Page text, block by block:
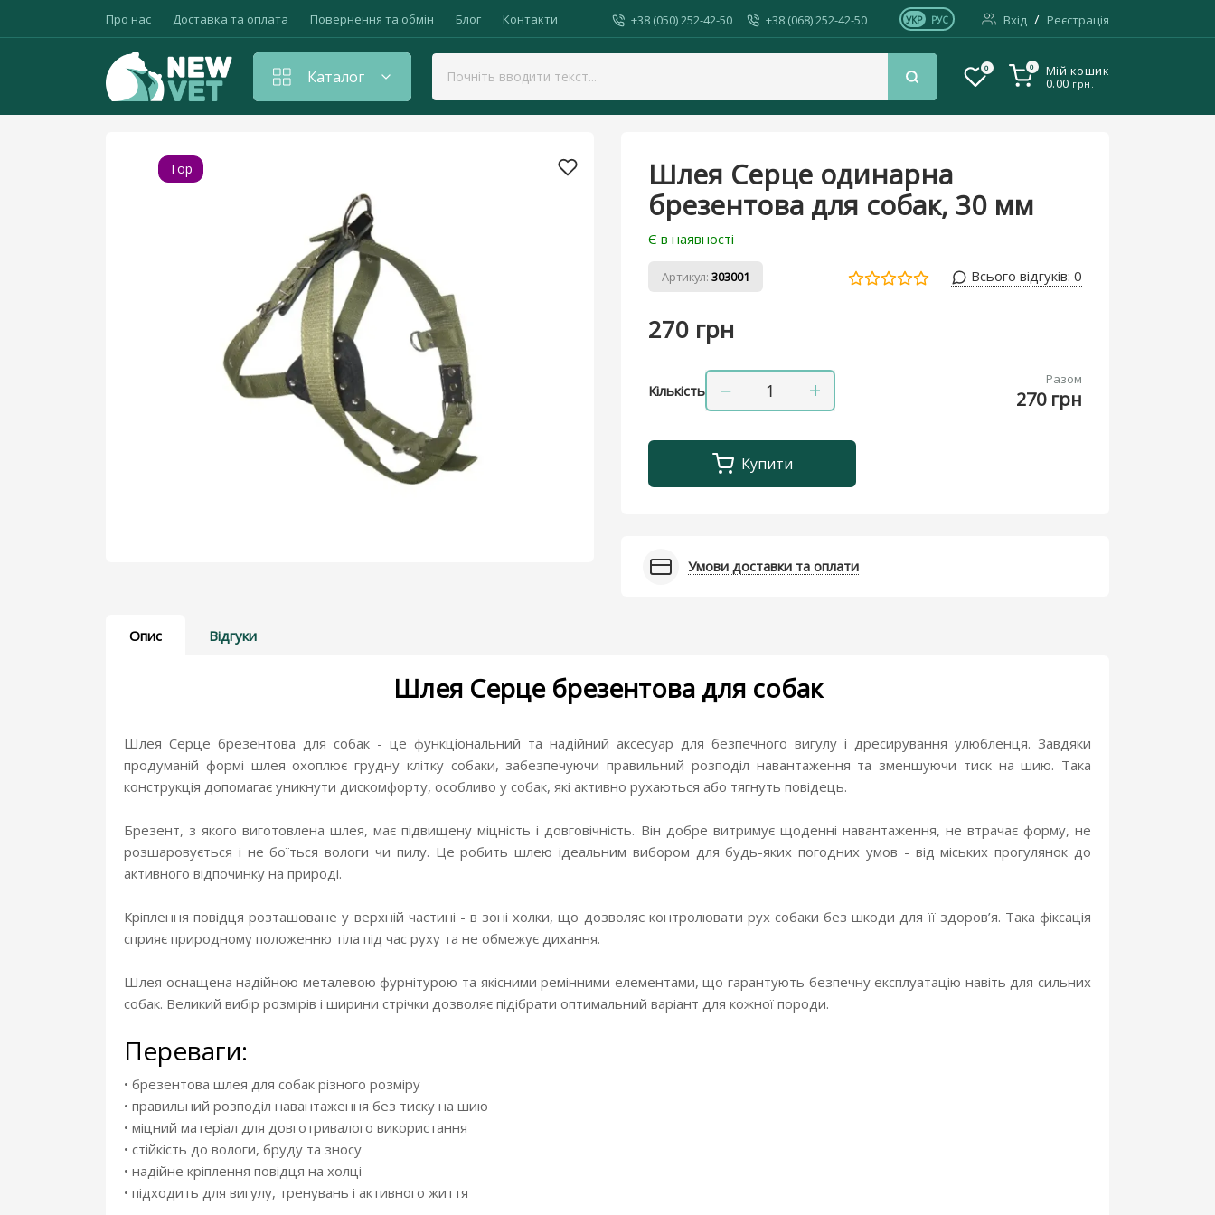
Про нас Доставка та оплата Повернення та обмін Блог Контакти +38 (050) 252-42-50 +38 (068) 252-42-50 УКР РУС Вхід / Реєстрація
Антибіотики
Вакцини, сировотки, щеплення
Гепатопротектори
Гормональні засоби, контрацептиви
Дезінфікуючі засоби
Каталог 0 0 Мій кошик
0.00 грн.
Головна Амуніція для тварин Шлея Серце одинарна брезентова для собак, 30 мм
Top
Шлея Серце одинарна
брезентова для собак, 30 мм
Є в наявності
Артикул: 303001 Всього відгуків: 0
270 грн
Кількість − + Разом
270 грн
Купити
Умови доставки та оплати
Опис Відгуки
Шлея Серце брезентова для собак
Шлея Серце брезентова для собак - це функціональний та надійний аксесуар для безпечного вигулу і дресирування улюбленця. Завдяки
продуманій формі шлея охоплює грудну клітку собаки, забезпечуючи правильний розподіл навантаження та зменшуючи тиск на шию. Така
конструкція допомагає уникнути дискомфорту, особливо у собак, які активно рухаються або тягнуть повідець.
Брезент, з якого виготовлена шлея, має підвищену міцність і довговічність. Він добре витримує щоденні навантаження, не втрачає форму, не
розшаровується і не боїться вологи чи пилу. Це робить шлею ідеальним вибором для будь-яких погодних умов - від міських прогулянок до
активного відпочинку на природі.
Кріплення повідця розташоване у верхній частині - в зоні холки, що дозволяє контролювати рух собаки без шкоди для її здоров’я. Така фіксація
сприяє природному положенню тіла під час руху та не обмежує дихання.
Шлея оснащена надійною металевою фурнітурою та якісними ремінними елементами, що гарантують безпечну експлуатацію навіть для сильних
собак. Великий вибір розмірів і ширини стрічки дозволяє підібрати оптимальний варіант для кожної породи.
Переваги:
• брезентова шлея для собак різного розміру
• правильний розподіл навантаження без тиску на шию
• міцний матеріал для довготривалого використання
• стійкість до вологи, бруду та зносу
• надійне кріплення повідця на холці
• підходить для вигулу, тренувань і активного життя